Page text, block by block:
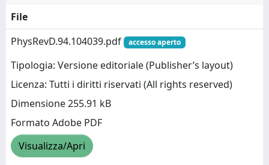
File
PhysRevD.94.104039.pdf
accesso aperto
Tipologia: Versione editoriale (Publisher’s layout)
Licenza: Tutti i diritti riservati (All rights reserved)
Dimensione 255.91 kB
Formato Adobe PDF
Visualizza/Apri